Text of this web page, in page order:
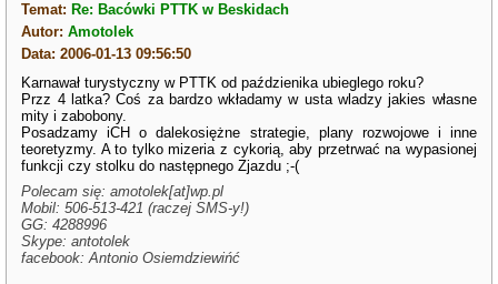
Temat: Re: Bacówki PTTK w Beskidach
Autor:Amotolek
Data: 2006-01-13 09:56:50
Karnawał turystyczny w PTTK od paździenika ubieglego roku?
Przz 4 latka? Coś za bardzo wkładamy w usta wladzy jakies własne
mity i zabobony.
Posadzamy iCH o dalekosiężne strategie, plany rozwojowe i inne
teoretyzmy. A to tylko mizeria z cykorią, aby przetrwać na wypasionej
funkcji czy stolku do następnego Zjazdu ;-(
Polecam się: amotolek[at]wp.pl
Mobil: 506-513-421 (raczej SMS-y!)
GG: 4288996
Skype: antotolek
facebook: Antonio Osiemdziewińć